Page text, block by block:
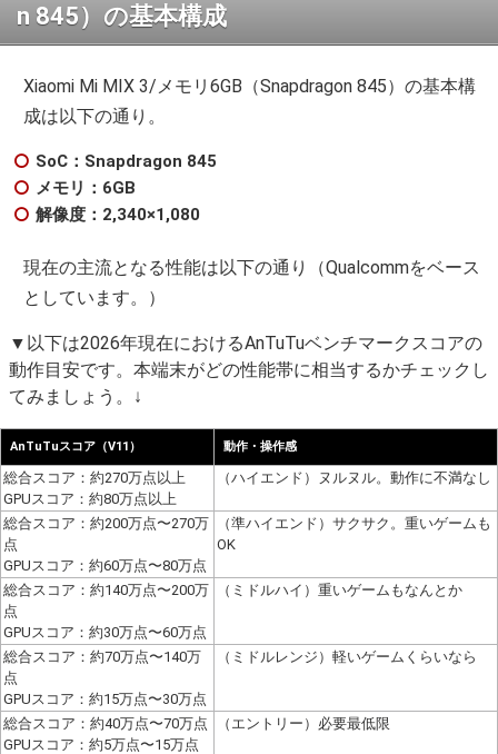
n 845）の基本構成
Xiaomi Mi MIX 3/メモリ6GB（Snapdragon 845）の基本構
成は以下の通り。
SoC：Snapdragon 845
メモリ：6GB
解像度：2,340×1,080
現在の主流となる性能は以下の通り（Qualcommをベース
としています。）
▼以下は2026年現在におけるAnTuTuベンチマークスコアの
動作目安です。本端末がどの性能帯に相当するかチェックし
てみましょう。↓
AnTuTuスコア（V11） 動作・操作感
総合スコア：約270万点以上
GPUスコア：約80万点以上
（ハイエンド）ヌルヌル。動作に不満なし
総合スコア：約200万点〜270万
点
GPUスコア：約60万点〜80万点
（準ハイエンド）サクサク。重いゲームも
OK
総合スコア：約140万点〜200万
点
GPUスコア：約30万点〜60万点
（ミドルハイ）重いゲームもなんとか
総合スコア：約70万点〜140万
点
GPUスコア：約15万点〜30万点
（ミドルレンジ）軽いゲームくらいなら
総合スコア：約40万点〜70万点
GPUスコア：約5万点〜15万点
（エントリー）必要最低限